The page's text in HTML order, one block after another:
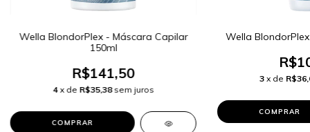
Wella BlondorPlex - Máscara Capilar
150ml
R$141,50
4 x de R$35,38 sem juros
Wella
3 x de